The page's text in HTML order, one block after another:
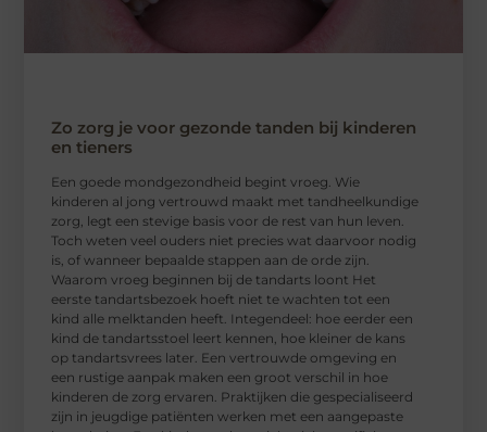
Zo zorg je voor gezonde tanden bij kinderen
en tieners
Een goede mondgezondheid begint vroeg. Wie
kinderen al jong vertrouwd maakt met tandheelkundige
zorg, legt een stevige basis voor de rest van hun leven.
Toch weten veel ouders niet precies wat daarvoor nodig
is, of wanneer bepaalde stappen aan de orde zijn.
Waarom vroeg beginnen bij de tandarts loont Het
eerste tandartsbezoek hoeft niet te wachten tot een
kind alle melktanden heeft. Integendeel: hoe eerder een
kind de tandartsstoel leert kennen, hoe kleiner de kans
op tandartsvrees later. Een vertrouwde omgeving en
een rustige aanpak maken een groot verschil in hoe
kinderen de zorg ervaren. Praktijken die gespecialiseerd
zijn in jeugdige patiënten werken met een aangepaste